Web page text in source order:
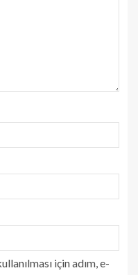
için adım, e-